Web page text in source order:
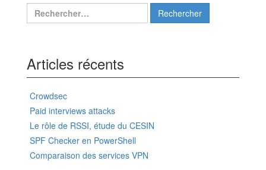
articles
Rechercher :
Articles récents
Crowdsec
Paid interviews attacks
Le rôle de RSSI, étude du CESIN
SPF Checker en PowerShell
Comparaison des services VPN